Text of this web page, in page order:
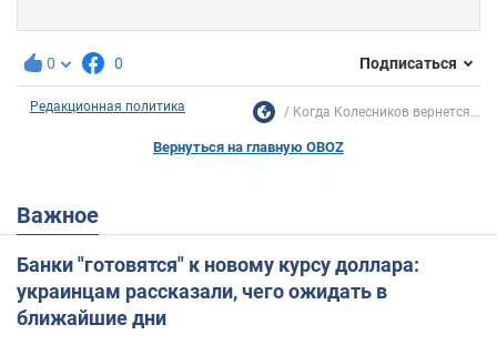
0 0 Подписаться
Редакционная политика Когда Колесников вернется...
Вернуться на главную OBOZ
Важное
Банки "готовятся" к новому курсу доллара:
украинцам рассказали, чего ожидать в
ближайшие дни